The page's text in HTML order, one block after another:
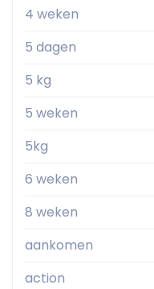
4 weken
5 dagen
5 kg
5 weken
5kg
6 weken
8 weken
aankomen
action